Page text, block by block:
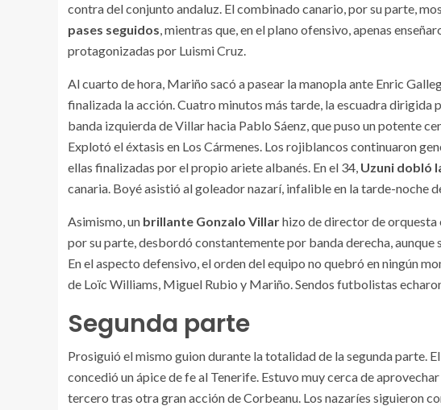
contra del conjunto andaluz. El combinado canario, por su parte,
pases seguidos, mientras que, en el plano ofensivo, apenas
protagonizadas por Luismi Cruz.
Al cuarto de hora, Mariño sacó a pasear la manopla ante Enric
finalizada la acción. Cuatro minutos más tarde, la escuadra
banda izquierda de Villar hacia Pablo Sáenz, que puso un potente
Explotó el éxtasis en Los Cármenes. Los rojiblancos continuaron
ellas finalizadas por el propio ariete albanés. En el 34, Uzuni dobló
canaria. Boyé asistió al goleador nazarí, infalible en la tarde-noche
Asimismo, un brillante Gonzalo Villarhizo de director de orquesta
por su parte, desbordó constantemente por banda derecha,
En el aspecto defensivo, el orden del equipo no quebró en ningún
de Loïc Williams, Miguel Rubio y Mariño. Sendos futbolistas
Segunda parte
Prosiguió el mismo guion durante la totalidad de la segunda parte.
concedió un ápice de fe al Tenerife. Estuvo muy cerca de aprovechar
tercero tras otra gran acción de Corbeanu. Los nazaríes siguieron